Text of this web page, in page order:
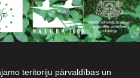
teritoriju pārvaldības un